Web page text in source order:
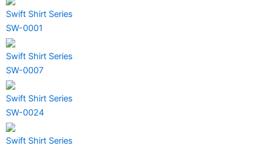
Swift Shirt Series
SW-0001
Swift Shirt Series
SW-0007
Swift Shirt Series
SW-0024
Swift Shirt Series